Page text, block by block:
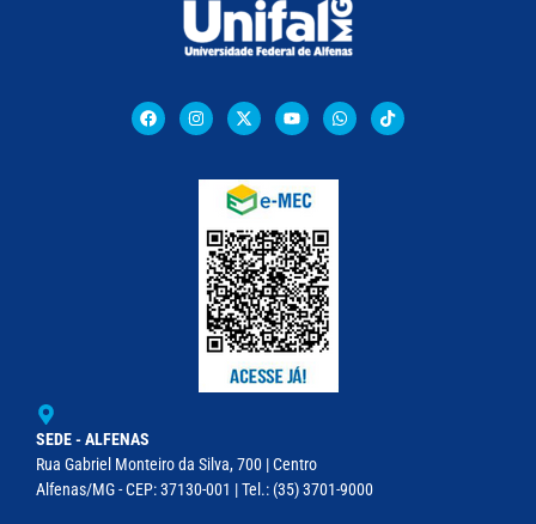
SEDE - ALFENAS
Rua Gabriel Monteiro da Silva, 700 | Centro
Alfenas/MG - CEP: 37130-001 | Tel.: (35) 3701-9000